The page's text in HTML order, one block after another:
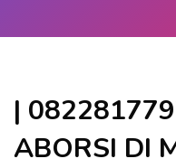
|
ABORSI DI